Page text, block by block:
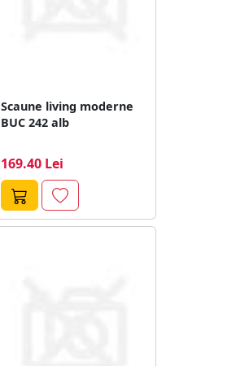
Scaune living moderne
BUC 242 alb
169.40 Lei